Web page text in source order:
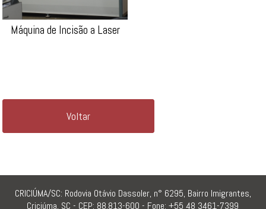
Máquina de Incisão a Laser
Voltar
CRICIÚMA/SC: Rodovia Otávio Dassoler, n° 6295, Bairro Imigrantes,
Criciúma, SC - CEP: 88.813-600 - Fone: +55 48 3461-7399